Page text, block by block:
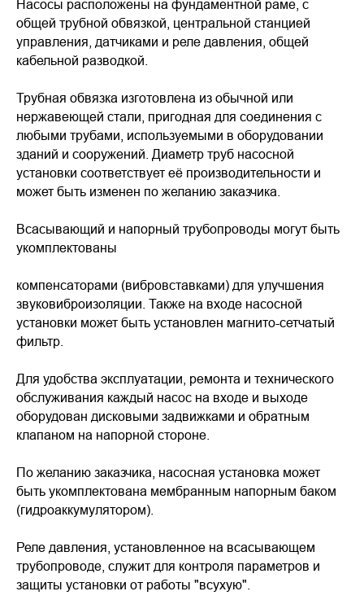
Насосы расположены на фундаментной раме, с
общей трубной обвязкой, центральной станцией
управления, датчиками и реле давления, общей
кабельной разводкой.
Трубная обвязка изготовлена из обычной или
нержавеющей стали, пригодная для соединения с
любыми трубами, используемыми в оборудовании
зданий и сооружений. Диаметр труб насосной
установки соответствует её производительности и
может быть изменен по желанию заказчика.
Всасывающий и напорный трубопроводы могут быть
укомплектованы
компенсаторами (вибровставками) для улучшения
звуковиброизоляции. Также на входе насосной
установки может быть установлен магнито-сетчатый
фильтр.
Для удобства эксплуатации, ремонта и технического
обслуживания каждый насос на входе и выходе
оборудован дисковыми задвижками и обратным
клапаном на напорной стороне.
По желанию заказчика, насосная установка может
быть укомплектована мембранным напорным баком
(гидроаккумулятором).
Реле давления, установленное на всасывающем
трубопроводе, служит для контроля параметров и
защиты установки от работы "всухую".